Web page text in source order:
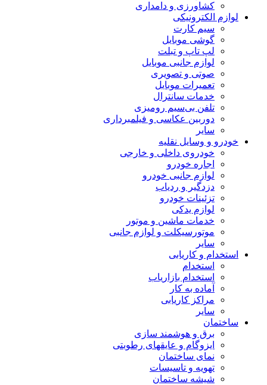
کشاورزی و دامداری
لوازم الکترونیکی
سیم کارت
گوشی موبایل
لپ تاپ و تبلت
لوازم جانبی موبایل
صوتی و تصویری
تعمیرات موبایل
خدمات سانترال
تلفن بی‌سیم رومیزی
دوربین عکاسی و فیلمبرداری
سایر
خودرو و وسایل نقلیه
خودروی داخلی و خارجی
اجاره خودرو
لوازم جانبی خودرو
دزدگیر و ردیاب
تزئینات خودرو
لوازم یدکی
خدمات ماشین و موتور
موتورسیکلت و لوازم جانبی
سایر
استخدام و کاریابی
استخدام
استخدام بازاریاب
آماده به کار
مراکز کاریابی
سایر
ساختمان
برق و هوشمند سازی
ایزوگام و عایقهای رطوبتی
نمای ساختمان
تهویه و تاسیسات
شیشه ساختمان